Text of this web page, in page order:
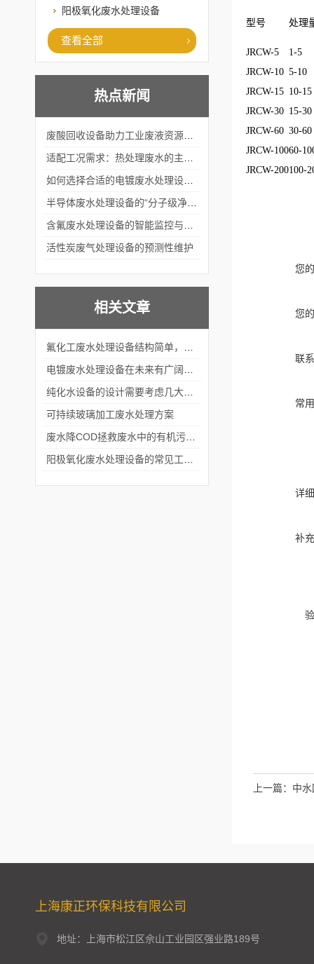
阳极氧化废水处理设备
查看全部
热点新闻
活性炭废气处理设备的预测性维护
相关文章
可持续玻璃加工废水处理方案
型号 处理
JRCW-5
1-5
JRCW-10 5-10
JRCW-15 10-15
JRCW-30 15-30
JRCW-60 30-60
JRCW-10060-
JRCW-200100-
您
您
联
常
详
补
上一篇： 中
上海康正环保科技有限公司
地址：上海市松江区佘山工业园区强业路189号